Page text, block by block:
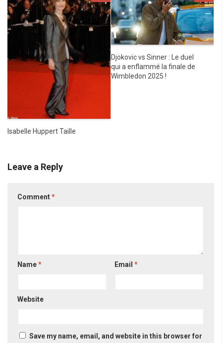
Isabelle Huppert Taille
Djokovic vs Sinner : Le duel
qui a enflammé la finale de
Wimbledon 2025 !
Leave a Reply
Comment*
Name* Email*
Website
Save my name, email, and website in this browser for